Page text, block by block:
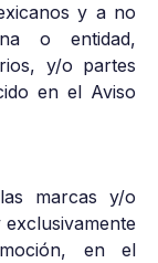
y a no
o entidad,
y/o partes
en el Aviso
marcas y/o
en el